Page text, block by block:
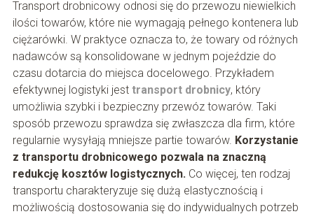
Transport drobnicowy odnosi się do przewozu niewielkich
ilości towarów, które nie wymagają pełnego kontenera lub
ciężarówki. W praktyce oznacza to, że towary od różnych
nadawców są konsolidowane w jednym pojeździe do
czasu dotarcia do miejsca docelowego. Przykładem
efektywnej logistyki jest transport drobnicy, który
umożliwia szybki i bezpieczny przewóz towarów. Taki
sposób przewozu sprawdza się zwłaszcza dla firm, które
regularnie wysyłają mniejsze partie towarów. Korzystanie
z transportu drobnicowego pozwala na znaczną
redukcję kosztów logistycznych. Co więcej, ten rodzaj
transportu charakteryzuje się dużą elastycznością i
możliwością dostosowania się do indywidualnych potrzeb